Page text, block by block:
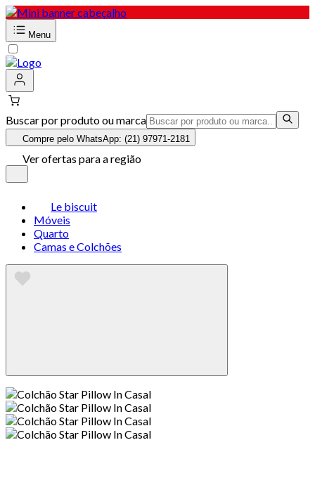
Menu
Buscar por produto ou marca
Compre pelo WhatsApp: (21) 97971-2181
Ver ofertas para a região
Le biscuit
Móveis
Quarto
Camas e Colchões